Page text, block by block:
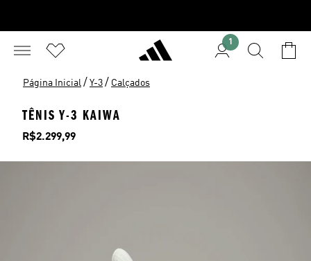
1
Página Inicial / Y-3 / Calçados
TÊNIS Y-3 KAIWA
Preço
R$2.299,99